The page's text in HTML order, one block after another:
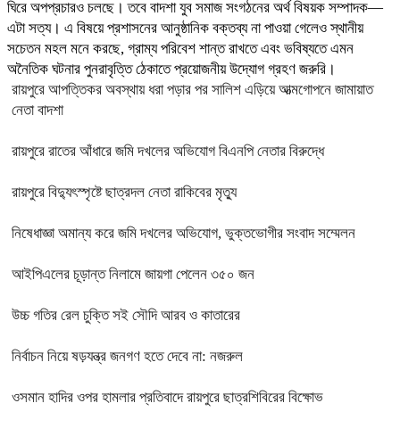
রায়পুরে আপত্তিকর অবস্থায় ধরা পড়ার পর সালিশ এড়িয়ে আত্মগোপনে জামায়াত
নেতা বাদশা
রায়পুরে রাতের আঁধারে জমি দখলের অভিযোগ বিএনপি নেতার বিরুদ্ধে
রায়পুরে বিদ্যুৎস্পৃষ্টে ছাত্রদল নেতা রাকিবের মৃত্যু
নিষেধাজ্ঞা অমান্য করে জমি দখলের অভিযোগ, ভুক্তভোগীর সংবাদ সম্মেলন
আইপিএলের চূড়ান্ত নিলামে জায়গা পেলেন ৩৫০ জন
উচ্চ গতির রেল চুক্তি সই সৌদি আরব ও কাতারের
নির্বাচন নিয়ে ষড়যন্ত্র জনগণ হতে দেবে না: নজরুল
ওসমান হাদির ওপর হামলার প্রতিবাদে রায়পুরে ছাত্রশিবিরের বিক্ষোভ